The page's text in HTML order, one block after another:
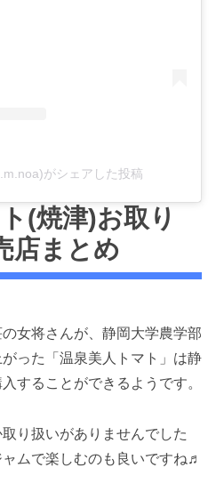
がシェアした投稿
(焼津)お取り
店まとめ
女将さんが、静岡大学農学部
った「温泉美人トマト」は静
することができるようです。
り扱いがありませんでした
ムで楽しむのも良いですね♬